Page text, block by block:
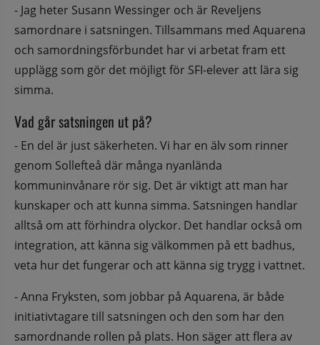
- Jag heter Susann Wessinger och är Reveljens
samordnare i satsningen. Tillsammans med Aquarena
och samordningsförbundet har vi arbetat fram ett
upplägg som gör det möjligt för SFI-elever att lära sig
simma.
Vad går satsningen ut på?
- En del är just säkerheten. Vi har en älv som rinner
genom Sollefteå där många nyanlända
kommuninvånare rör sig. Det är viktigt att man har
kunskaper och att kunna simma. Satsningen handlar
alltså om att förhindra olyckor. Det handlar också om
integration, att känna sig välkommen på ett badhus,
veta hur det fungerar och att känna sig trygg i vattnet.
- Anna Fryksten, som jobbar på Aquarena, är både
initiativtagare till satsningen och den som har den
samordnande rollen på plats. Hon säger att flera av